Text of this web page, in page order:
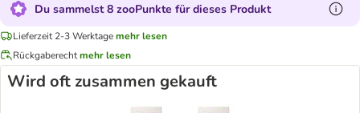
Du sammelst 8 zooPunkte für dieses Produkt
Lieferzeit 2-3 Werktagemehr lesen
Rückgaberechtmehr lesen
Wird oft zusammen gekauft